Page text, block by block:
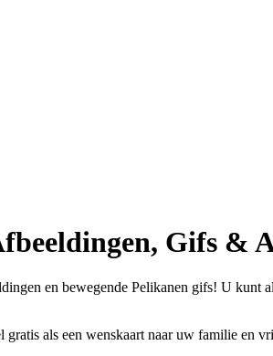
Gifs &
en bewegende Pelikanen gifs! U
als een wenskaart naar uw familie en